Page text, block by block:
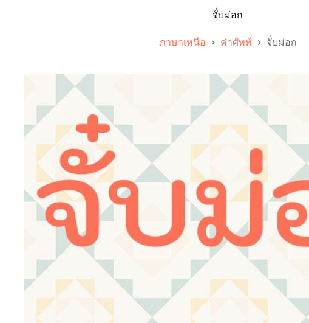
จั๋บม่อก
ภาษาเหนือ คำศัพท์ จั๋บม่อก